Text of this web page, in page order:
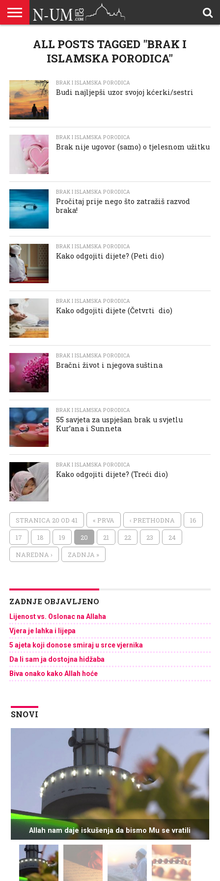
LIJEPA
IMENA
BRAK I
ISLAMSKA
PORODICA
DŽEHENNEM
DŽENNET
DOBROČINSTVO
PREMA
RODITELJIMA
DOVE
I ZIKR
HADŽ
HADISI
HURIJE
HUMANITARNI
KUTAK
ILAHIJE
ISLAMOFOBIJA
IZREKE
I CITATI
KUR’AN
LIJEPI
ISLAM
NAMAZ
ODGOVORI
POKAJNICI
POUČNE
PRIČE I
PRILOZI
POSJETITELJA
PROBLEM
DEVIJACIJE
ŠALJIVE
PRIČE
RAMAZAN
REKAIK
SAVJETI
SIHR I
DŽINNI
SMRT I
SUDNJI
SNOVI
VJEROVJESNICI
ZANIMLJIVOSTI
I NAUKA
SESTRE
ZDRAVLJE
ALL POSTS TAGGED "BRAK I
ISLAMSKA PORODICA"
BRAK I ISLAMSKA PORODICA
Budi najljepši uzor svojoj kćerki/sestri
BRAK I ISLAMSKA PORODICA
Brak nije ugovor (samo) o tjelesnom užitku
BRAK I ISLAMSKA PORODICA
Pročitaj prije nego što zatražiš razvod
braka!
BRAK I ISLAMSKA PORODICA
Kako odgojiti dijete? (Peti dio)
BRAK I ISLAMSKA PORODICA
Kako odgojiti dijete (Četvrti dio)
BRAK I ISLAMSKA PORODICA
Bračni život i njegova suština
BRAK I ISLAMSKA PORODICA
55 savjeta za uspješan brak u svjetlu
Kur’ana i Sunneta
BRAK I ISLAMSKA PORODICA
Kako odgojiti dijete? (Treći dio)
STRANICA 20 OD 41 « PRVA ‹ PRETHODNA 16
17 18 19 20 21 22 23 24
NAREDNA › ZADNJA »
ZADNJE OBJAVLJENO
Lijenost vs. Oslonac na Allaha
Vjera je lahka i lijepa
5 ajeta koji donose smiraj u srce vjernika
Da li sam ja dostojna hidžaba
Biva onako kako Allah hoće
SNOVI
Allah nam daje iskušenja da bismo Mu se vratili